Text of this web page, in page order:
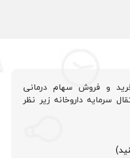
و فروش سهام درمانی
سرمایه داروخانه زیر نظر